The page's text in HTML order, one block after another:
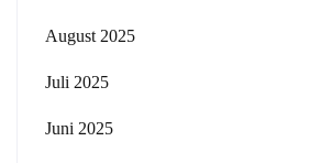
August 2025
Juli 2025
Juni 2025